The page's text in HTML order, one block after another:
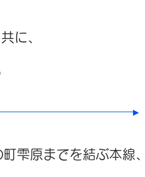
に、
雫原までを結ぶ本線、